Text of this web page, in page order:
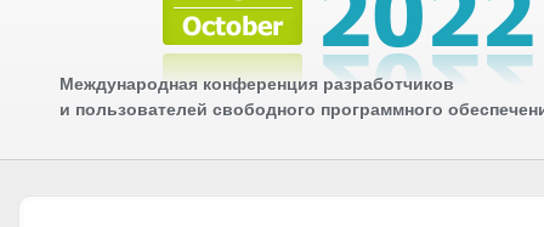
Международная конференция разработчиков
и пользователей свободного программного